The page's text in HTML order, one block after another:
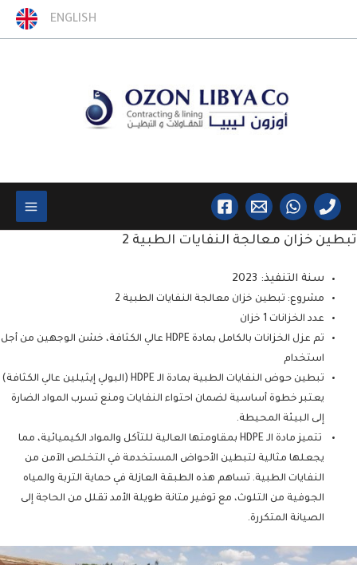
ENGLISH
Main
تبطين خزان معالجة النفايات الطبية 2
سنة التنفيذ: 2023
مشروع: تبطين خزان معالجة النفايات الطبية 2
عدد الخزانات 1 خزان
تم عزل الخزانات بالكامل بمادة HDPE عالي الكثافة، خشن الوجهين من أجل
استخدام
تبطين حوض النفايات الطبية بمادة الـ HDPE (البولي إيثيلين عالي الكثافة)
يعتبر خطوة أساسية لضمان احتواء النفايات ومنع تسرب المواد الضارة
إلى البيئة المحيطة.
تتميز مادة الـ HDPE بمقاومتها العالية للتآكل والمواد الكيميائية، مما
يجعلها مثالية لتبطين الأحواض المستخدمة في التخلص الآمن من
النفايات الطبية. تساهم هذه الطبقة العازلة في حماية التربة والمياه
الجوفية من التلوث، مع توفير متانة طويلة الأمد تقلل من الحاجة إلى
الصيانة المتكررة.